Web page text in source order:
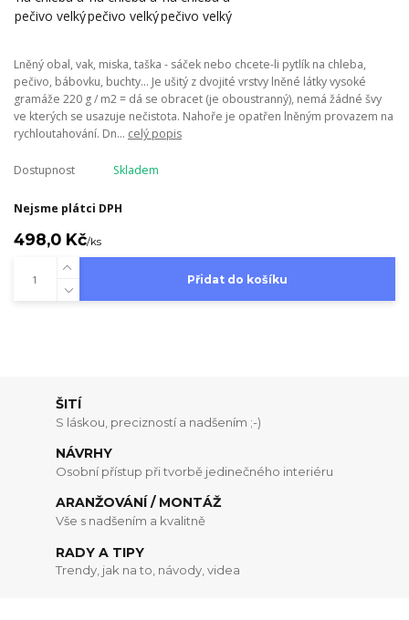
Lněný obal, vak, miska, taška - sáček nebo chcete-li pytlík na chleba,
pečivo, bábovku, buchty... Je ušitý z dvojité vrstvy lněné látky vysoké
gramáže 220 g / m2 = dá se obracet (je oboustranný), nemá žádné švy
ve kterých se usazuje nečistota. Nahoře je opatřen lněným provazem na
rychloutahování. Dn... celý popis
Dostupnost Skladem
Nejsme plátci DPH
498,0 Kč/ks
Přidat do košíku
ŠITÍ
S láskou, precizností a nadšením ;-)
NÁVRHY
Osobní přístup při tvorbě jedinečného interiéru
ARANŽOVÁNÍ / MONTÁŽ
Vše s nadšením a kvalitně
RADY A TIPY
Trendy, jak na to, návody, videa